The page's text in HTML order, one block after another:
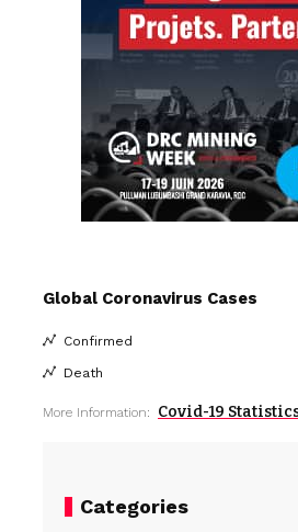
Global Coronavirus Cases
Confirmed
Death
More Information: Covid-19
Categories